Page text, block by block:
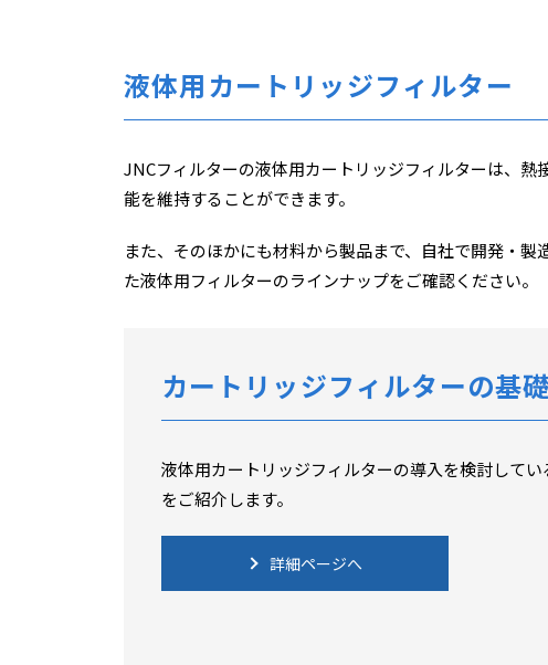
液体用カートリッジフィルター
JNCフィルターの液体用カートリッジフィルターは、
能を維持することができます。
また、そのほかにも材料から製品まで、自社で開発・
た液体用フィルターのラインナップをご確認ください。
カートリッジフィルターの基
液体用カートリッジフィルターの導入を検討して
をご紹介します。
詳細ページへ